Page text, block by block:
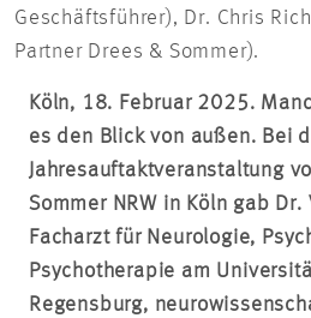
Geschäftsführer), Dr. Chris
Partner Drees & Sommer).
Köln, 18. Februar 2025.
es den Blick von außen. Bei
Jahresauftaktveranstaltung
Sommer NRW in Köln gab Dr.
Facharzt für Neurologie,
Psychotherapie am
Regensburg,